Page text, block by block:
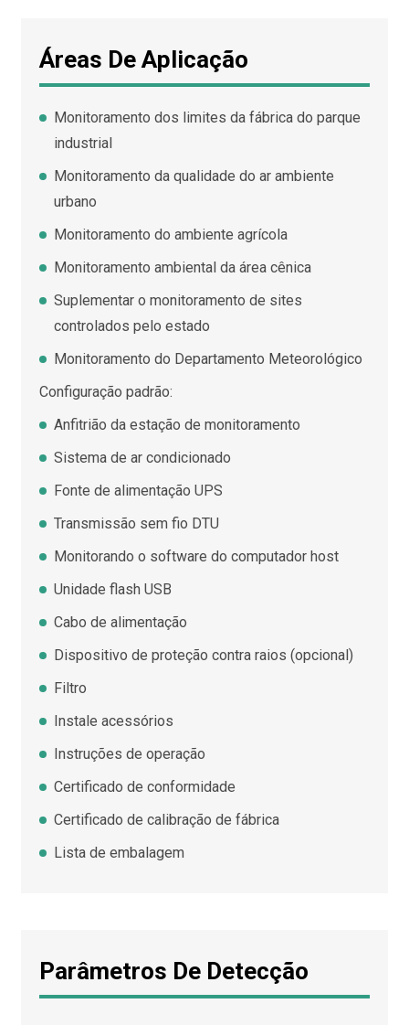
Áreas De Aplicação
Monitoramento dos limites da fábrica do parque
industrial
Monitoramento da qualidade do ar ambiente
urbano
Monitoramento do ambiente agrícola
Monitoramento ambiental da área cênica
Suplementar o monitoramento de sites
controlados pelo estado
Monitoramento do Departamento Meteorológico
Configuração padrão:
Anfitrião da estação de monitoramento
Sistema de ar condicionado
Fonte de alimentação UPS
Transmissão sem fio DTU
Monitorando o software do computador host
Unidade flash USB
Cabo de alimentação
Dispositivo de proteção contra raios (opcional)
Filtro
Instale acessórios
Instruções de operação
Certificado de conformidade
Certificado de calibração de fábrica
Lista de embalagem
Parâmetros De Detecção